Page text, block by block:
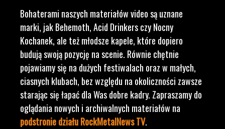
Bohaterami naszych materiałów video są uznane
marki, jak Behemoth, Acid Drinkers czy Nocny
Kochanek, ale też młodsze kapele, które dopiero
budują swoją pozycję na scenie. Równie chętnie
pojawiamy się na dużych festiwalach oraz w małych,
ciasnych klubach, bez względu na okoliczności zawsze
starając się łapać dla Was dobre kadry. Zapraszamy do
oglądania nowych i archiwalnych materiałów na
podstronie działu RockMetalNews TV.